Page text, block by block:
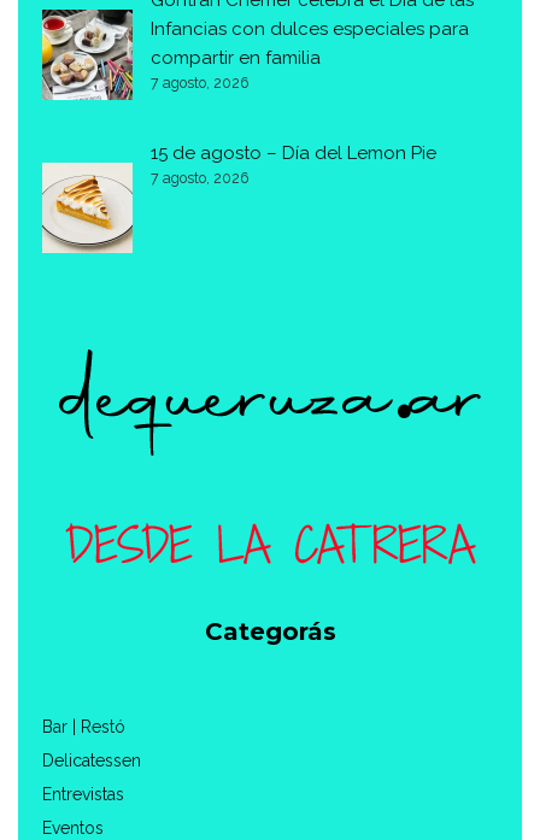
Infancias con dulces especiales para
compartir en familia
7 agosto, 2026
15 de agosto – Día del Lemon Pie
7 agosto, 2026
Categorás
Bar | Restó
Delicatessen
Entrevistas
Eventos